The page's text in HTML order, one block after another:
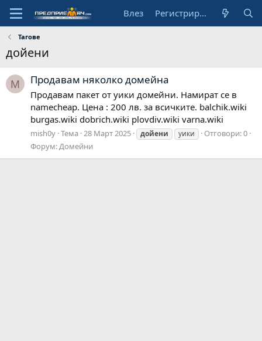
Влез Регистрирай се
Тагове
дойени
M Продавам няколко домейна
Продавам пакет от уики домейни. Намират се в
namecheap. Цена : 200 лв. за всичките. balchik.wiki
burgas.wiki dobrich.wiki plovdiv.wiki varna.wiki
mish0y Тема 28 Март 2025 дойени уики
Отговори: 0
Форум:Домейни